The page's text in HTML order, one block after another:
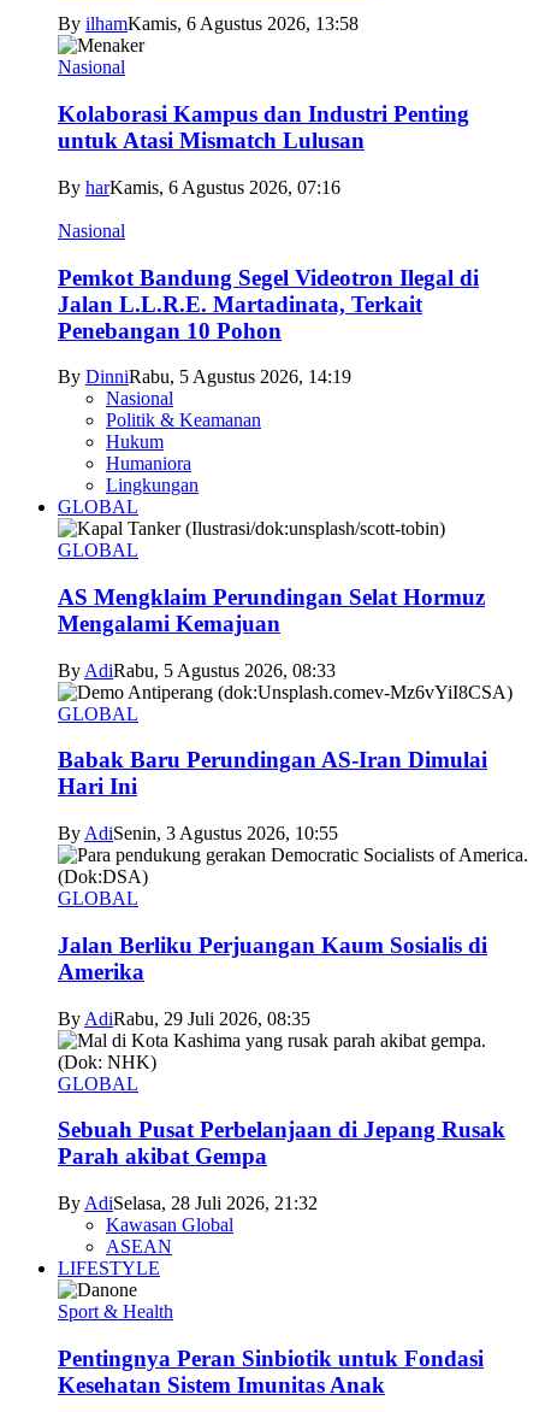
By ilhamKamis, 6 Agustus 2026, 13:58
Nasional
Kolaborasi Kampus dan Industri Penting
untuk Atasi Mismatch Lulusan
By harKamis, 6 Agustus 2026, 07:16
Nasional
Pemkot Bandung Segel Videotron Ilegal di
Jalan L.L.R.E. Martadinata, Terkait
Penebangan 10 Pohon
By DinniRabu, 5 Agustus 2026, 14:19
Nasional
Politik & Keamanan
Hukum
Humaniora
Lingkungan
GLOBAL
GLOBAL
AS Mengklaim Perundingan Selat Hormuz
Mengalami Kemajuan
By AdiRabu, 5 Agustus 2026, 08:33
GLOBAL
Babak Baru Perundingan AS-Iran Dimulai
Hari Ini
By AdiSenin, 3 Agustus 2026, 10:55
GLOBAL
Jalan Berliku Perjuangan Kaum Sosialis di
Amerika
By AdiRabu, 29 Juli 2026, 08:35
GLOBAL
Sebuah Pusat Perbelanjaan di Jepang Rusak
Parah akibat Gempa
By AdiSelasa, 28 Juli 2026, 21:32
Kawasan Global
ASEAN
LIFESTYLE
Sport & Health
Pentingnya Peran Sinbiotik untuk Fondasi
Kesehatan Sistem Imunitas Anak